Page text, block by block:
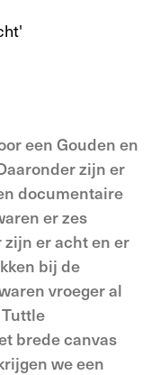
een Gouden en
zijn er
documentaire
er zes
er acht en er
bij de
vroeger al
brede canvas
we een